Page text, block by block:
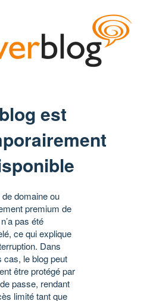
est
domaine ou
premium de
pas été
ce qui explique
Dans
cas, le blog peut
être protégé par
passe, rendant
limité tant que